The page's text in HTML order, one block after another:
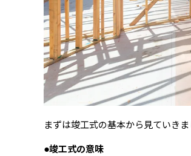
まずは竣工式の基本から見ていきま
●竣工式の意味